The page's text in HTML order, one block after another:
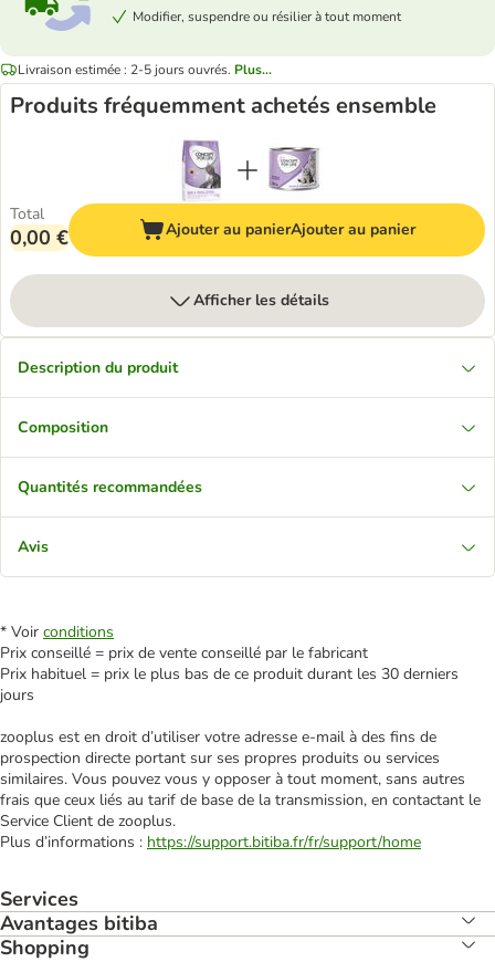
Modifier, suspendre ou résilier à tout moment
Livraison estimée : 2-5 jours ouvrés. Plus...
Produits fréquemment achetés ensemble
Total
0,00 € Ajouter au panierAjouter au panier
Afficher les détails
Description du produit
Composition
Quantités recommandées
Avis
* Voir conditions
Prix conseillé = prix de vente conseillé par le fabricant
Prix habituel = prix le plus bas de ce produit durant les 30 derniers
jours
zooplus est en droit d’utiliser votre adresse e‑mail à des fins de
prospection directe portant sur ses propres produits ou services
similaires. Vous pouvez vous y opposer à tout moment, sans autres
frais que ceux liés au tarif de base de la transmission, en contactant le
Service Client de zooplus.
Plus d’informations : https://support.bitiba.fr/fr/support/home
Services
Avantages bitiba
Shopping